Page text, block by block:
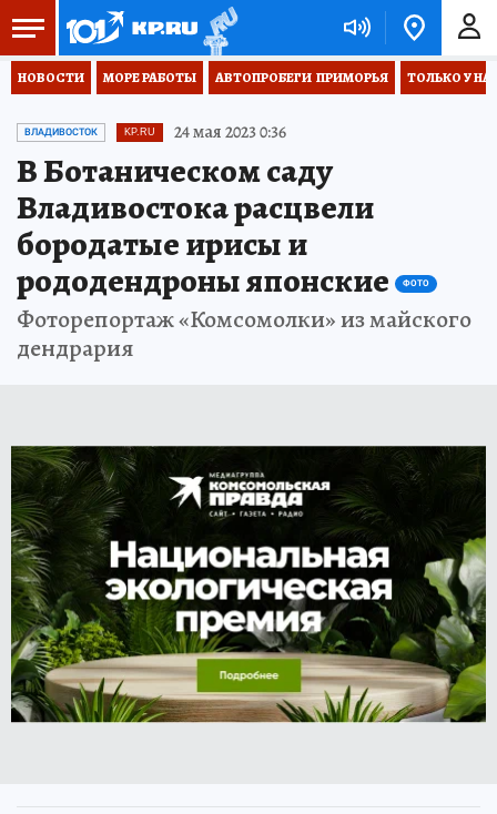
НОВОСТИ МОРЕ РАБОТЫ АВТОПРОБЕГИ  ПРИМОРЬЯ ТОЛЬКО У
ВЛАДИВОСТОК KP.RU 24 мая 2023 0:36
В Ботаническом саду
Владивостока расцвели
бородатые ирисы и
рододендроны японские
ФОТО
Фоторепортаж «Комсомолки» из майского
дендрария